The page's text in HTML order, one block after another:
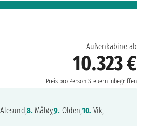
Außenkabine ab
10.323 €
Preis pro Person Steuern inbegriffen
Alesund,8. Måløy,9. Olden,10. Vik,